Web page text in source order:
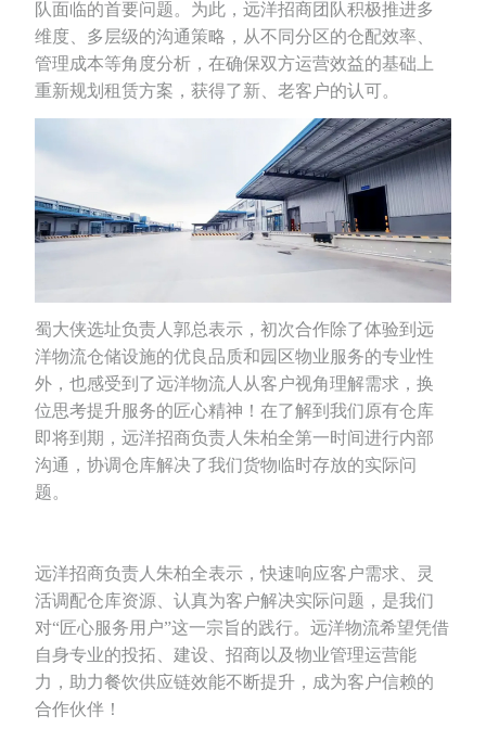
队面临的首要问题。为此，远洋招商团队积极推进多
维度、多层级的沟通策略，从不同分区的仓配效率、
管理成本等角度分析，在确保双方运营效益的基础上
重新规划租赁方案，获得了新、老客户的认可。
蜀大侠选址负责人郭总表示，初次合作除了体验到远
洋物流仓储设施的优良品质和园区物业服务的专业性
外，也感受到了远洋物流人从客户视角理解需求，换
位思考提升服务的匠心精神！在了解到我们原有仓库
即将到期，远洋招商负责人朱柏全第一时间进行内部
沟通，协调仓库解决了我们货物临时存放的实际问
题。
远洋招商负责人朱柏全表示，快速响应客户需求、灵
活调配仓库资源、认真为客户解决实际问题，是我们
对“匠心服务用户”这一宗旨的践行。远洋物流希望凭借
自身专业的投拓、建设、招商以及物业管理运营能
力，助力餐饮供应链效能不断提升，成为客户信赖的
合作伙伴！